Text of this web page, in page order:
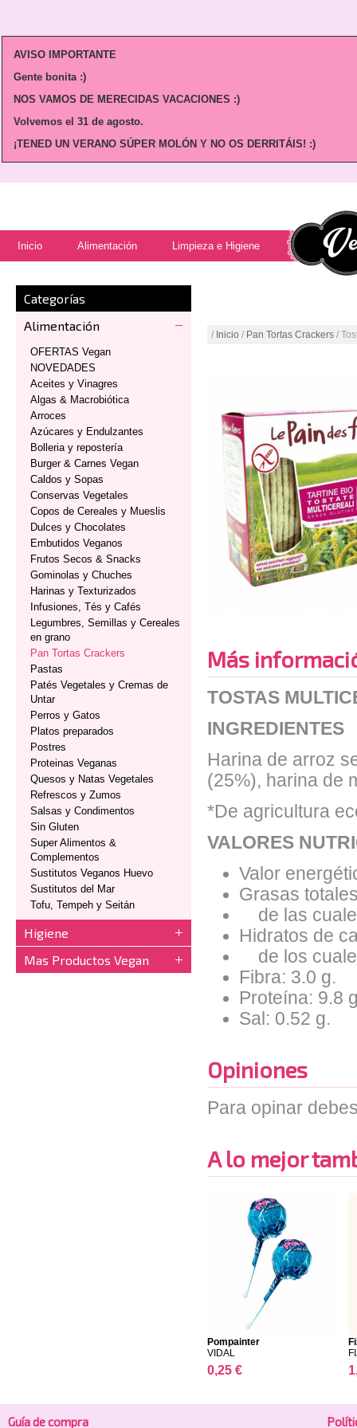
AVISO IMPORTANTE
Gente bonita :)
NOS VAMOS DE MERECIDAS VACACIONES :)
Volvemos el 31 de agosto.
¡TENED UN VERANO SÚPER MOLÓN Y NO OS DERRITÁIS! :)
Inicio Alimentación Limpieza e Higiene
Categorías
Alimentación
OFERTAS Vegan
NOVEDADES
Aceites y Vinagres
Algas & Macrobiótica
Arroces
Azúcares y Endulzantes
Bolleria y repostería
Burger & Carnes Vegan
Caldos y Sopas
Conservas Vegetales
Copos de Cereales y Mueslis
Dulces y Chocolates
Embutidos Veganos
Frutos Secos & Snacks
Gominolas y Chuches
Harinas y Texturizados
Infusiones, Tés y Cafés
Legumbres, Semillas y Cereales
en grano
Pan Tortas Crackers
Pastas
Patés Vegetales y Cremas de
Untar
Perros y Gatos
Platos preparados
Postres
Proteinas Veganas
Quesos y Natas Vegetales
Refrescos y Zumos
Salsas y Condimentos
Sin Gluten
Super Alimentos &
Complementos
Sustitutos Veganos Huevo
Sustitutos del Mar
Tofu, Tempeh y Seitán
Higiene
Mas Productos Vegan
/ Inicio / Pan Tortas Crackers /
Más
TOSTAS
INGREDIENTES
Harina de arroz
(25%), harina de
*De agricultura
VALORES
Valor
Grasas
de las
Hidratos de
de los
Fibra: 3.0 g.
Proteína: 9.8
Sal: 0.52 g.
Opiniones
Para opinar
A lo mejor
Pompainter
VIDAL
0,25 €
Guía de compra